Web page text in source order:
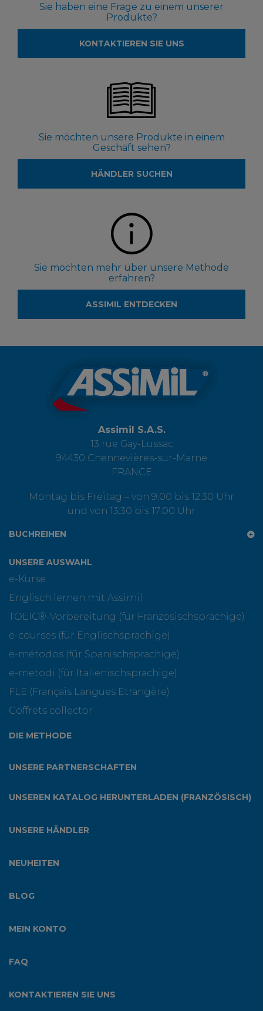
Sie haben eine Frage zu einem unserer
Produkte?
KONTAKTIEREN SIE UNS
Sie möchten unsere Produkte in einem
Geschäft sehen?
HÄNDLER SUCHEN
Sie möchten mehr über unsere Methode
erfahren?
ASSIMIL ENTDECKEN
Assimil S.A.S.
13 rue Gay-Lussac
94430 Chennevières-sur-Marne
FRANCE
Montag bis Freitag – von 9:00 bis 12:30 Uhr
und von 13:30 bis 17:00 Uhr
BUCHREIHEN
UNSERE AUSWAHL
e-Kurse
Englisch lernen mit Assimil
TOEIC®-Vorbereitung (für Französischsprachige)
e-courses (für Englischsprachige)
e-métodos (für Spanischsprachige)
e-metodi (für Italienischsprachige)
FLE (Français Langues Etrangère)
Coffrets collector
DIE METHODE
UNSERE PARTNERSCHAFTEN
UNSEREN KATALOG HERUNTERLADEN (FRANZÖSISCH)
UNSERE HÄNDLER
NEUHEITEN
BLOG
MEIN KONTO
FAQ
KONTAKTIEREN SIE UNS